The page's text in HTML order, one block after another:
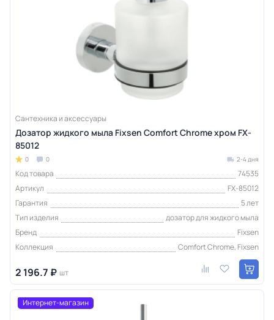
Сантехника и аксессуары
Дозатор жидкого мыла Fixsen Comfort Chrome хром FX-
85012
0 0 2-4 дня
Код товара
74535
Артикул
FX-85012
Гарантия
5 лет
Тип изделия
дозатор для жидкого мыла
Бренд
Fixsen
Коллекция
Comfort Chrome, Fixsen
2 196.7 ₽ шт
Интернет-магазин